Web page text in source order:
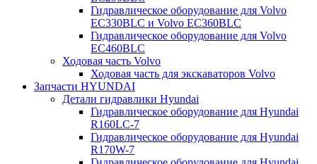
Гидравлическое оборудование для Volvo
EC330BLC и Volvo EC360BLC
Гидравлическое оборудование для Volvo
EC460BLC
Ходовая часть Volvo
Ходовая часть для экскаваторов Volvo
Запчасти HYUNDAI
Детали гидравлики Hyundai
Гидравлическое оборудование для Hyundai
R160LC-7
Гидравлическое оборудование для Hyundai
R170W-7